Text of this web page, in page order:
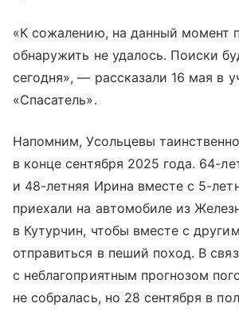
«К сожалению, на данный момент
обнаружить не удалось. Поиски
сегодня», — рассказали 16 мая в
«Спасатель».
Напомним, Усольцевы
в конце сентября 2025 года. 64-
и 48-летняя Ирина вместе с 5-
приехали на автомобиле из
в Кутурчин, чтобы вместе с
отправиться в пеший поход. В
с неблагоприятным прогнозом
не собралась, но 28 сентября в